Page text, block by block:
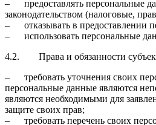
– предоставлять персональные
законодательством (налоговые,
– отказывать в предоставлении
– использовать персональные
4.2. Права и обязанности
– требовать уточнения своих
персональные данные являются
являются необходимыми для
защите своих прав;
– требовать перечень своих